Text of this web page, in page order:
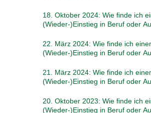
18. Oktober 2024: Wie finde ich
(Wieder-)Einstieg in Beruf oder
22. März 2024: Wie finde ich
(Wieder-)Einstieg in Beruf oder
21. März 2024: Wie finde ich
(Wieder-)Einstieg in Beruf oder
20. Oktober 2023: Wie finde ich
(Wieder-)Einstieg in Beruf oder